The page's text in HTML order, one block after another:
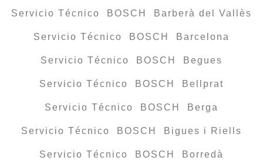
Servicio Técnico BOSCH Barberà del Vallès
Servicio Técnico BOSCH Barcelona
Servicio Técnico BOSCH Begues
Servicio Técnico BOSCH Bellprat
Servicio Técnico BOSCH Berga
Servicio Técnico BOSCH Bigues i Riells
Servicio Técnico BOSCH Borredà